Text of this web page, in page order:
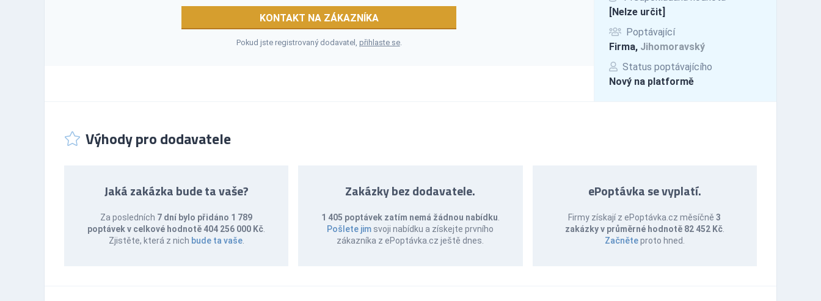
[Nelze určit]
Poptávající
Firma, Jihomoravský
Status poptávajícího
Nový na platformě
KONTAKT NA ZÁKAZNÍKA
Pokud jste registrovaný dodavatel, přihlaste se.
Výhody pro dodavatele
Jaká zakázka bude ta vaše?
Za posledních 7 dní bylo přidáno 1 789
poptávek v celkové hodnotě 404 256 000 Kč
Zjistěte, která z nich bude ta vaše.
Zakázky bez dodavatele.
1 405 poptávek zatím nemá žádnou nabídku
Pošlete jim svoji nabídku a získejte prvního
zákazníka z ePoptávka.cz ještě dnes.
ePoptávka se vyplatí.
Firmy získají z ePoptávka.cz měsíčně3
zakázky v průměrné hodnotě 82 452 Kč.
Začněteproto hned.